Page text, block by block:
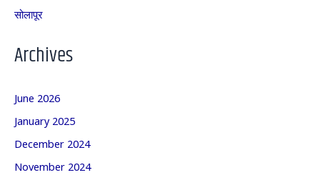
सोलापूर
Archives
June 2026
January 2025
December 2024
November 2024